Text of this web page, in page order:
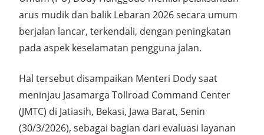
arus mudik dan balik Lebaran 2026 secara umum
berjalan lancar, terkendali, dengan peningkatan
pada aspek keselamatan pengguna jalan.
Hal tersebut disampaikan Menteri Dody saat
meninjau Jasamarga Tollroad Command Center
(JMTC) di Jatiasih, Bekasi, Jawa Barat, Senin
(30/3/2026), sebagai bagian dari evaluasi layanan